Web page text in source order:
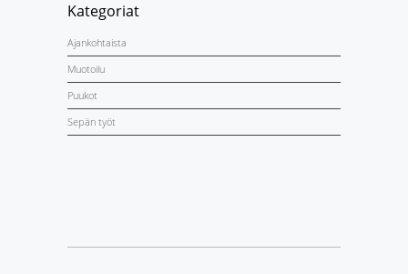
Kategoriat
Ajankohtaista
Muotoilu
Puukot
Sepän työt